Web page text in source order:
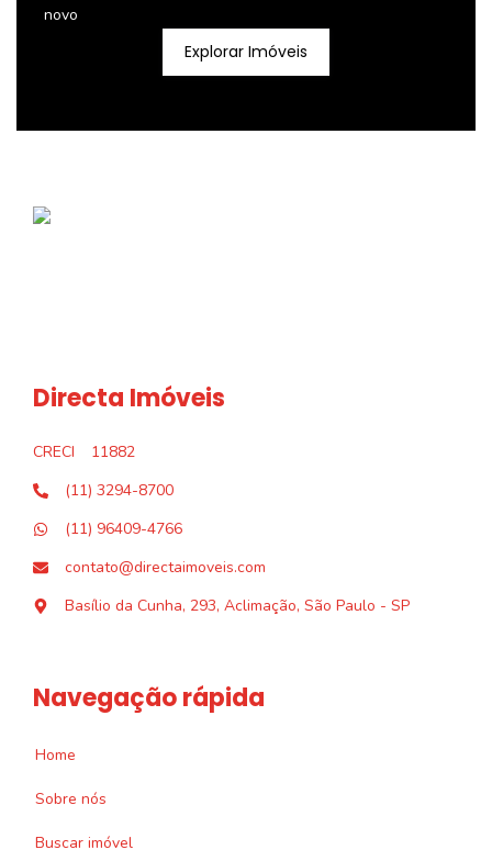
novo
Explorar Imóveis
Directa Imóveis
CRECI
11882
(11) 3294-8700
(11) 96409-4766
contato@directaimoveis.com
Basílio da Cunha, 293, Aclimação, São Paulo - SP
Navegação rápida
Home
Sobre nós
Buscar imóvel